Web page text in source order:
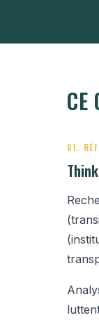
CE
01.